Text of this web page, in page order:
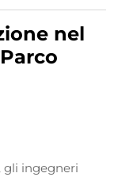
nel
gli ingegneri